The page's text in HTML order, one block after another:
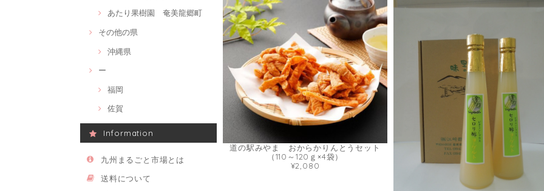
あたり果樹園 奄美龍郷町
その他の県
沖縄県
ー
福岡
佐賀
Information
九州まるごと市場とは
送料について
道の駅みやま おからかりんとうセット
（110～120ｇ×4袋）
¥2,080